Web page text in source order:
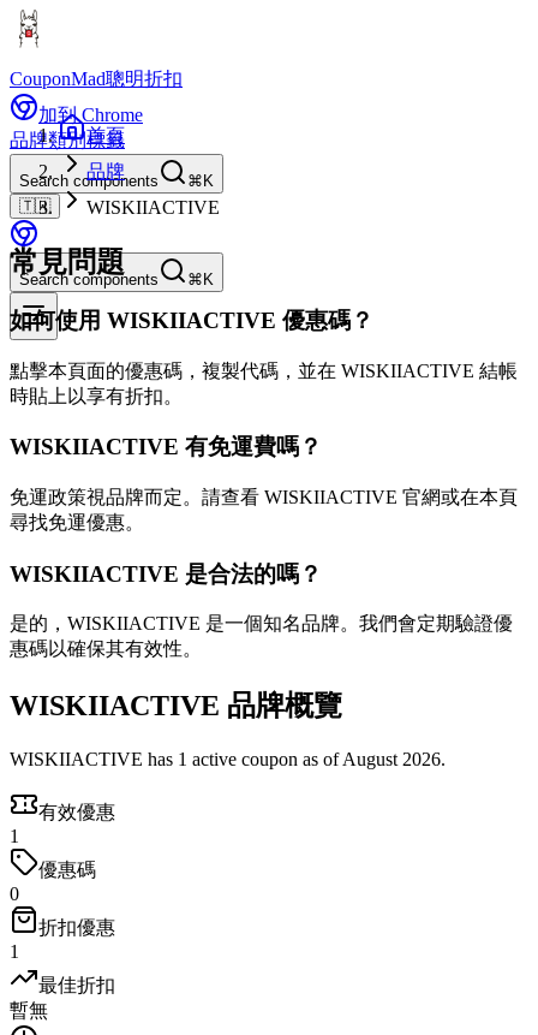
CouponMad聰明折扣
加到 Chrome
品牌類別標籤
Search components
⌘K
🇹🇼
Search components ⌘K
首頁
品牌
WISKIIACTIVE
常見問題
如何使用 WISKIIACTIVE 優惠碼？
點擊本頁面的優惠碼，複製代碼，並在 WISKIIACTIVE 結帳
時貼上以享有折扣。
WISKIIACTIVE 有免運費嗎？
免運政策視品牌而定。請查看 WISKIIACTIVE 官網或在本頁
尋找免運優惠。
WISKIIACTIVE 是合法的嗎？
是的，WISKIIACTIVE 是一個知名品牌。我們會定期驗證優
惠碼以確保其有效性。
WISKIIACTIVE 品牌概覽
WISKIIACTIVE has 1 active coupon as of August 2026.
有效優惠
1
優惠碼
0
折扣優惠
1
最佳折扣
暫無